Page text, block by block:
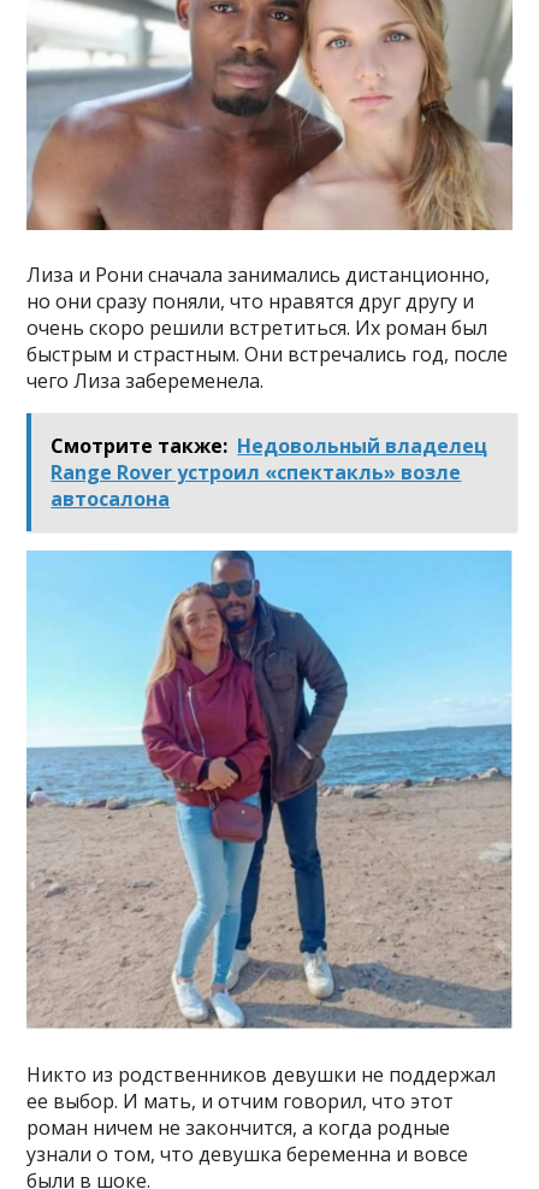
Лиза и Рони сначала занимались дистанционно,
но они сразу поняли, что нравятся друг другу и
очень скоро решили встретиться. Их роман был
быстрым и страстным. Они встречались год, после
чего Лиза забеременела.
Смотрите также: Недовольный владелец
Range Rover устроил «спектакль» возле
автосалона
Никто из родственников девушки не поддержал
ее выбор. И мать, и отчим говорил, что этот
роман ничем не закончится, а когда родные
узнали о том, что девушка беременна и вовсе
были в шоке.